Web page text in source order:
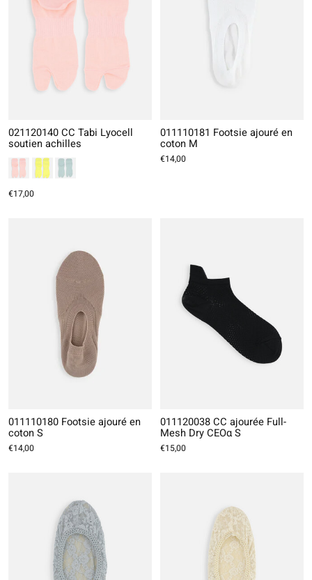
021120140 CC Tabi Lyocell
soutien achilles
€17,00
011110181 Footsie ajouré en
coton M
€14,00
011110180 Footsie ajouré en
coton S
€14,00
011120038 CC ajourée Full-
Mesh Dry CEOα S
€15,00